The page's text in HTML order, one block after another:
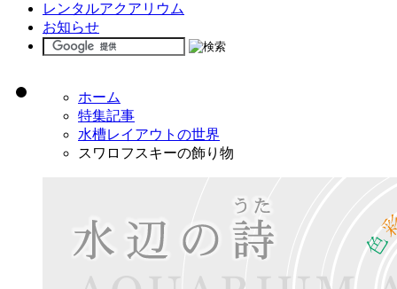
レンタルアクアリウム
お知らせ
ホーム
特集記事
水槽レイアウトの世界
スワロフスキーの飾り物